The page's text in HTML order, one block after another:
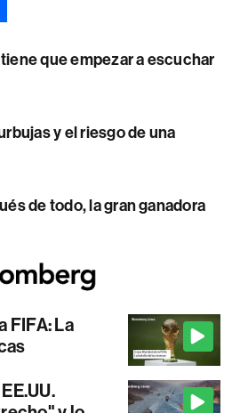
que empezar a escuchar
y el riesgo de una
de todo, la gran ganadora
FIFA: La